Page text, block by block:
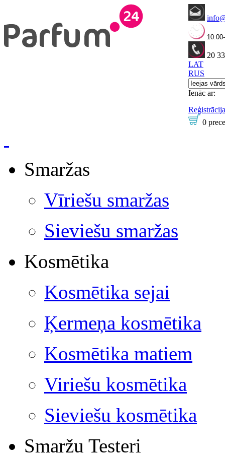
20
LAT
RUS
Ienāc ar:
Reģistrācija
0
Smaržas
Vīriešu smaržas
Sieviešu smaržas
Kosmētika
Kosmētika sejai
Ķermeņa kosmētika
Kosmētika matiem
Viriešu kosmētika
Sieviešu kosmētika
Smaržu Testeri